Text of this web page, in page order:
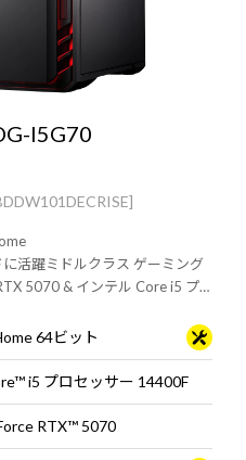
I5G70
活躍ミドルクラス ゲーミング
5070 & インテル Core i5 プ
におすすめです。
64ビット
i5 プロセッサー 14400F
RTX™ 5070